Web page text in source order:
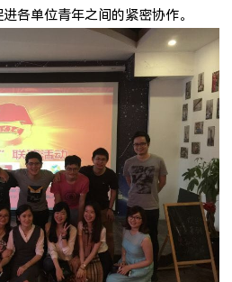
各单位青年之间的紧密协作。